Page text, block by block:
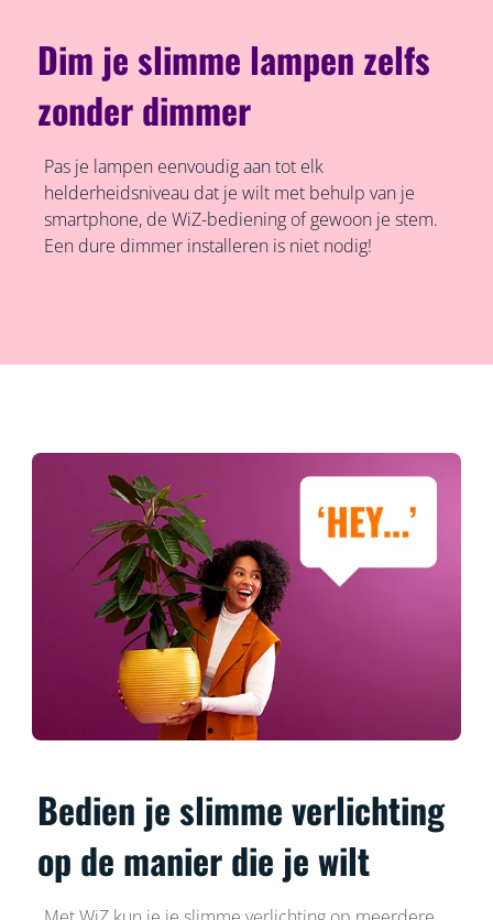
Dim je slimme lampen zelfs
zonder dimmer
Pas je lampen eenvoudig aan tot elk
helderheidsniveau dat je wilt met behulp van je
smartphone, de WiZ-bediening of gewoon je stem.
Een dure dimmer installeren is niet nodig!
Bedien je slimme verlichting
op de manier die je wilt